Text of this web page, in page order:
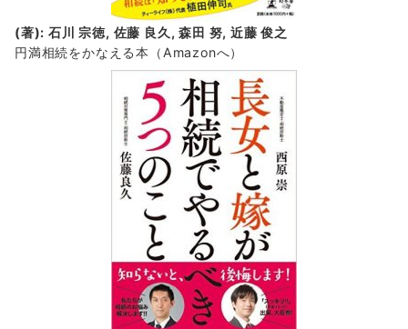
(著): 石川 宗徳, 佐藤 良久, 森田 努, 近藤 俊之
円満相続をかなえる本（Amazonへ）